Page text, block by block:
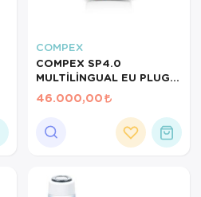
COMPEX
COMPEX SP4.0
MULTİLİNGUAL EU PLUG
TENS CİHAZI
46.000,00